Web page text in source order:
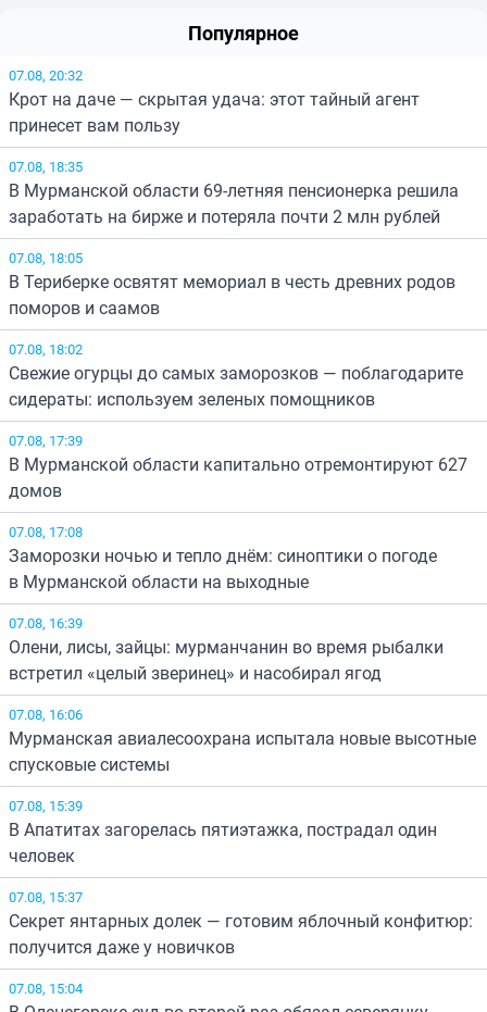
Популярное
07.08, 20:32
Крот на даче — скрытая удача: этот тайный агент
принесет вам пользу
07.08, 18:35
В Мурманской области 69-летняя пенсионерка решила
заработать на бирже и потеряла почти 2 млн рублей
07.08, 18:05
В Териберке освятят мемориал в честь древних родов
поморов и саамов
07.08, 18:02
Свежие огурцы до самых заморозков — поблагодарите
сидераты: используем зеленых помощников
07.08, 17:39
В Мурманской области капитально отремонтируют 627
домов
07.08, 17:08
Заморозки ночью и тепло днём: синоптики о погоде
в Мурманской области на выходные
07.08, 16:39
Олени, лисы, зайцы: мурманчанин во время рыбалки
встретил «целый зверинец» и насобирал ягод
07.08, 16:06
Мурманская авиалесоохрана испытала новые высотные
спусковые системы
07.08, 15:39
В Апатитах загорелась пятиэтажка, пострадал один
человек
07.08, 15:37
Секрет янтарных долек — готовим яблочный конфитюр:
получится даже у новичков
07.08, 15:04